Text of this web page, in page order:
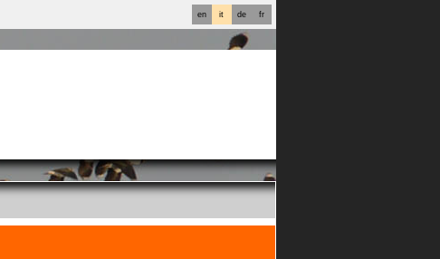
fr
de
it
en